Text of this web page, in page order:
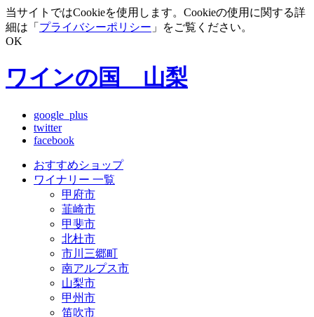
当サイトではCookieを使用します。Cookieの使用に関する詳
細は「 プライバシーポリシー 」をご覧ください。
OK
ワインの国 山梨
google_plus
twitter
facebook
おすすめショップ
ワイナリー 一覧
甲府市
韮崎市
甲斐市
北杜市
市川三郷町
南アルプス市
山梨市
甲州市
笛吹市